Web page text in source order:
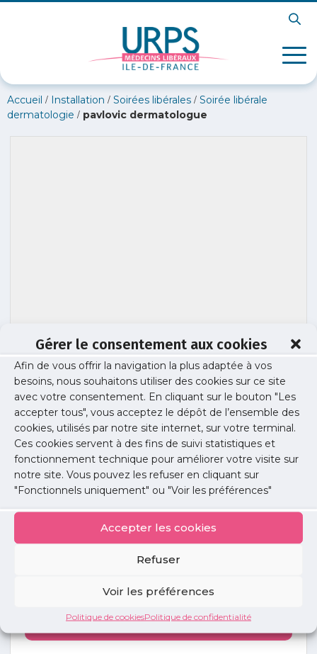
Gérer le consentement aux cookies
Afin de vous offrir la navigation la plus adaptée à vos
besoins, nous souhaitons utiliser des cookies sur ce site
avec votre consentement. En cliquant sur le bouton "Les
accepter tous", vous acceptez le dépôt de l’ensemble des
cookies, utilisés par notre site internet, sur votre terminal.
Ces cookies servent à des fins de suivi statistiques et
fonctionnement technique pour améliorer votre visite sur
notre site. Vous pouvez les refuser en cliquant sur
"Fonctionnels uniquement" ou "Voir les préférences"
Accepter les cookies
Refuser
Voir les préférences
Politique de cookiesPolitique de confidentialité
Accueil / Installation / Soirées libérales / Soirée libérale
dermatologie / pavlovic dermatologue
pavlovic dermatologue
Publié le : 24 mai 2017
Partager cet article :
annonces